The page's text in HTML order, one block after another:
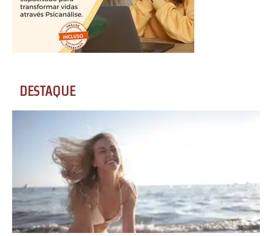
DESTAQUE